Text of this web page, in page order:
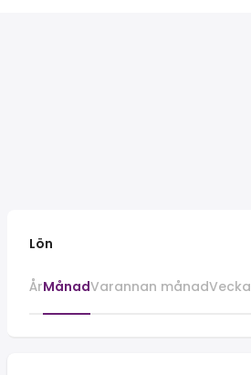
Lön
ÅrMånadVarannan månadVecka